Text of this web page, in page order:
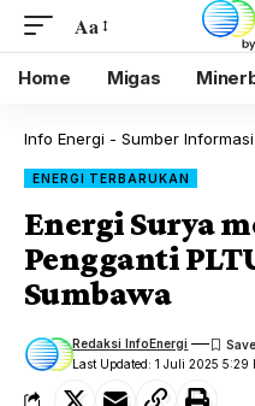
Aa
Home Migas
Info Energi - Sumber
ENERGI TERBARUKAN
Energi Surya
Pengganti
Sumbawa
Last Updated: 1 Juli 2025 5:29
Redaksi InfoEnergi